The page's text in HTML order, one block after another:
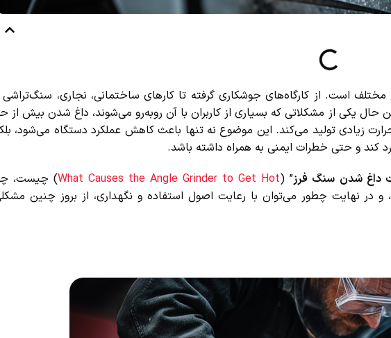
است. از کارگاه‌های جوشکاری گرفته تا کارهای ساختمانی، نجاری، سنگ‌تراشی و
یکی از مشکلاتی که بسیاری از کاربران با آن روبه‌رو می‌شوند، داغ شدن بیش از حد
زیادی تولید می‌کند. این موضوع نه تنها باعث کاهش عملکرد دستگاه می‌شود، بلکه
و حتی خطرات ایمنی به همراه داشته باشد.
داغ شدن سنگ فرز” (
What Causes the Angle Grinder to Get Hot) چیست، چرا
در نهایت چطور می‌توان با رعایت اصول استفاده و نگهداری، از بروز چنین مشکلی